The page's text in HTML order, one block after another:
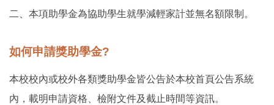
二、本項助學金為協助學生就學減輕家計並無名額限制。
如何申請獎助學金?
本校校內或校外各類獎助學金皆公告於本校首頁公告系統
內，載明申請資格、檢附文件及截止時間等資訊。